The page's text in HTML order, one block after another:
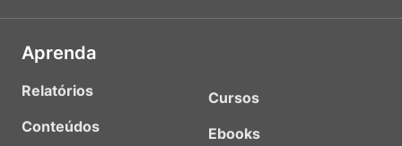
Aprenda
Relatórios
Conteúdos
Cursos
Ebooks